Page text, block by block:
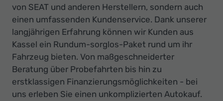
von SEAT und anderen Herstellern, sondern auch
einen umfassenden Kundenservice. Dank unserer
langjährigen Erfahrung können wir Kunden aus
Kassel ein Rundum-sorglos-Paket rund um ihr
Fahrzeug bieten. Von maßgeschneiderter
Beratung über Probefahrten bis hin zu
erstklassigen Finanzierungsmöglichkeiten - bei
uns erleben Sie einen unkomplizierten Autokauf.